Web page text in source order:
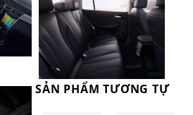
SẢN PHẨM TƯƠNG TỰ